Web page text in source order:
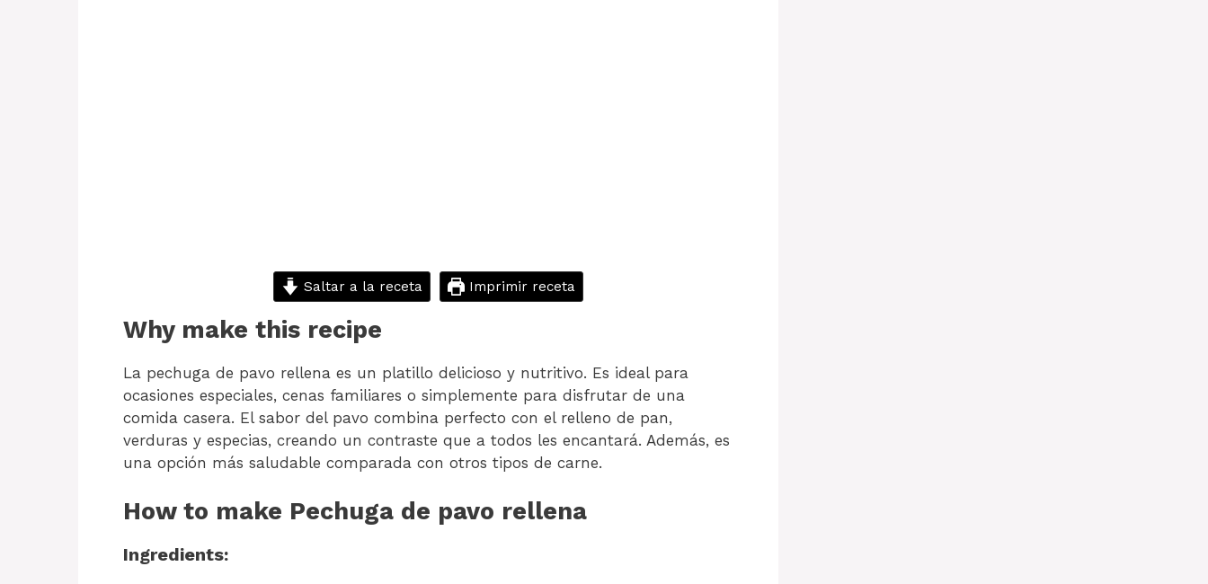
Saltar a la receta Imprimir receta
Why make this recipe
La pechuga de pavo rellena es un platillo delicioso y nutritivo. Es ideal para
ocasiones especiales, cenas familiares o simplemente para disfrutar de una
comida casera. El sabor del pavo combina perfecto con el relleno de pan,
verduras y especias, creando un contraste que a todos les encantará. Además, es
una opción más saludable comparada con otros tipos de carne.
How to make Pechuga de pavo rellena
Ingredients: